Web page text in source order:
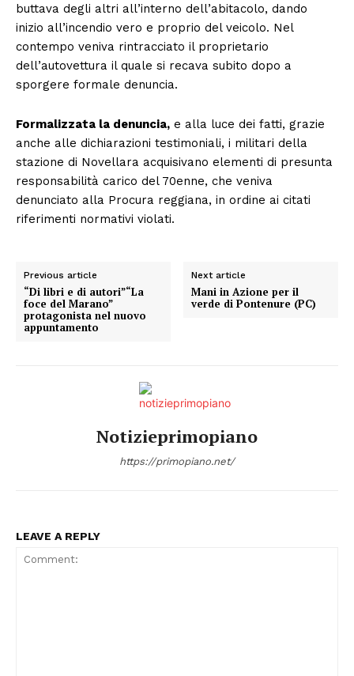
buttava degli altri all’interno dell’abitacolo, dando
inizio all’incendio vero e proprio del veicolo. Nel
contempo veniva rintracciato il proprietario
dell’autovettura il quale si recava subito dopo a
sporgere formale denuncia.
Formalizzata la denuncia, e alla luce dei fatti, grazie
anche alle dichiarazioni testimoniali, i militari della
stazione di Novellara acquisivano elementi di presunta
responsabilità carico del 70enne, che veniva
denunciato alla Procura reggiana, in ordine ai citati
riferimenti normativi violati.
Previous article
“Di libri e di autori”“La
foce del Marano”
protagonista nel nuovo
appuntamento
Next article
Mani in Azione per il
verde di Pontenure (PC)
Notizieprimopiano
https://primopiano.net/
LEAVE A REPLY